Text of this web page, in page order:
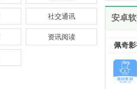
社交通讯
资讯阅读
安卓
佩奇